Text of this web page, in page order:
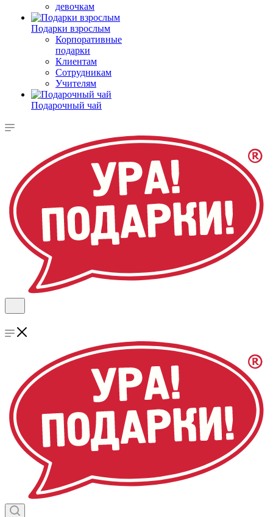
девочкам
Подарки взрослым
Корпоративные
подарки
Клиентам
Сотрудникам
Учителям
Подарочный чай